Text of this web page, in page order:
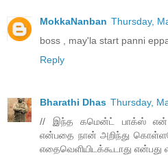
MokkaNanban Thursday,
boss , may'la start panni
Reply
Bharathi Dhas Thursday,
// இந்த கமென்ட் பாக்ஸ் என்
என்பதை நான் அறிந்து
எதைவெளியிடக்கூடாது என்பது